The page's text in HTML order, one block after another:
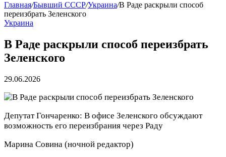
Главная/Бывший СССР/Украина/В Раде раскрыли способ
переизбрать Зеленского
Украина
В Раде раскрыли способ переизбрать
Зеленского
29.06.2026
Депутат Гончаренко: В офисе Зеленского обсуждают
возможность его переизбрания через Раду
Марина Совина (ночной редактор)